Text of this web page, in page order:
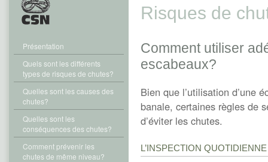
Présentation
Quels sont les différents
types de risques de chutes?
Quelles sont les causes des
chutes?
Quelles sont les
conséquences des chutes?
Comment prévenir les
chutes de même niveau?
Risques de
Comment utiliser
escabeaux?
Bien que l’utilisation d’une
banale, certaines règles de
d’éviter les chutes.
L’INSPECTION QUOTIDIENNE